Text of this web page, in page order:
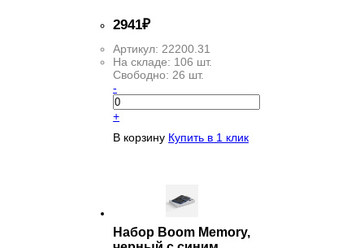
2941₽
Артикул: 22200.31
На складе: 106 шт.
Свободно: 26 шт.
-
+
В корзину Купить в 1 клик
Набор Boom Memory,